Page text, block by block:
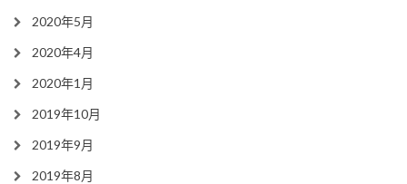
2020年5月
2020年4月
2020年1月
2019年10月
2019年9月
2019年8月